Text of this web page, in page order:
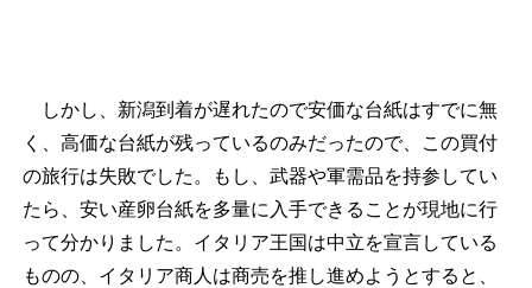
しかし、新潟到着が遅れたので安価な台紙はすでに無
く、高価な台紙が残っているのみだったので、この買付
の旅行は失敗でした。もし、武器や軍需品を持参してい
たら、安い産卵台紙を多量に入手できることが現地に行
って分かりました。イタリア王国は中立を宣言している
ものの、イタリア商人は商売を推し進めようとすると、